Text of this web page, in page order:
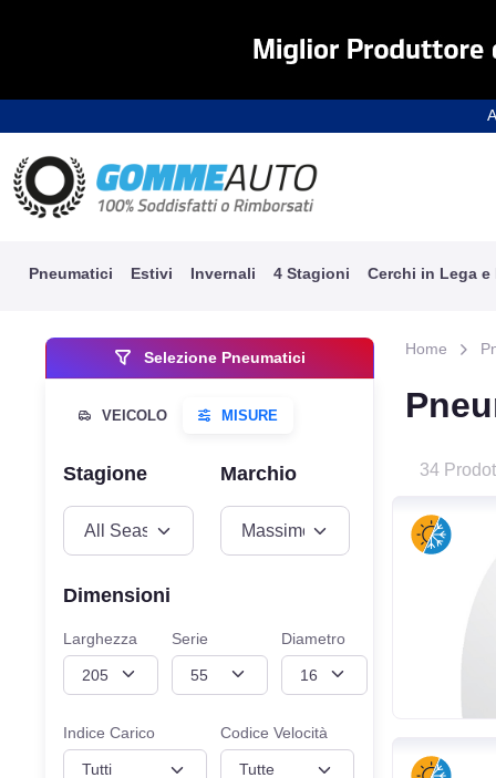
Pneumatici Estivi Invernali 4 Stagioni Cerchi in Lega e
Selezione Pneumatici
MISURE
Stagione Marchio
Dimensioni
Larghezza Serie Diametro
Indice Carico Codice Velocità
Home
34